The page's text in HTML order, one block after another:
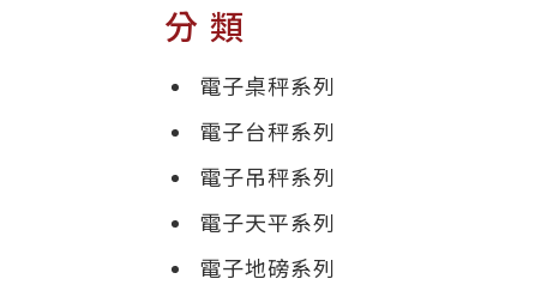
分類
電子桌秤系列
電子台秤系列
電子吊秤系列
電子天平系列
電子地磅系列